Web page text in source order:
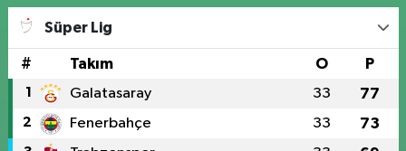
Süper Lig
# Takım O P
1 Galatasaray 33 77
2 Fenerbahçe 33 73